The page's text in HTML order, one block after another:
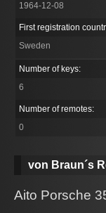
1964-12-08
First registration
Sweden
Number of keys:
6
Number of remotes:
0
von Braun´s
Aito Porsche